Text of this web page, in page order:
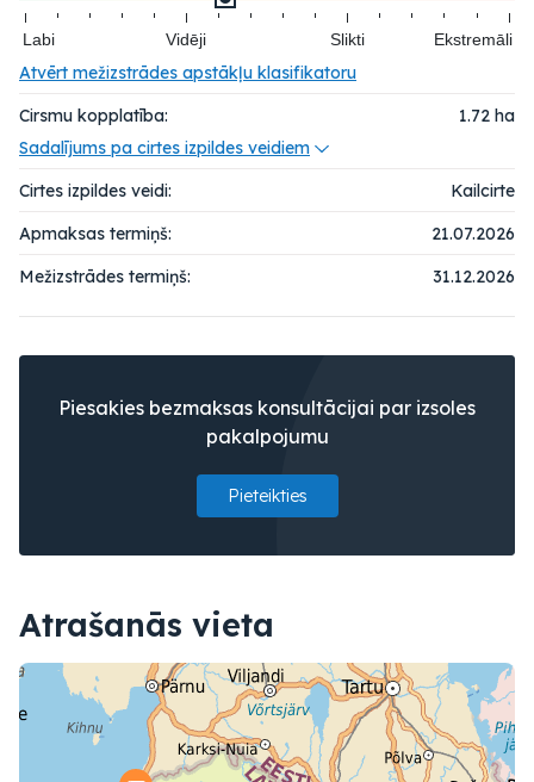
Labi Vidēji Slikti Ekstremāli
Atvērt mežizstrādes apstākļu klasifikatoru
Cirsmu kopplatība:
1.72 ha
Sadalījums pa cirtes izpildes veidiem
Cirtes izpildes veidi:
Kailcirte
Apmaksas termiņš:
21.07.2026
Mežizstrādes termiņš:
31.12.2026
Piesakies bezmaksas konsultācijai par izsoles
pakalpojumu
Pieteikties
Atrašanās vieta